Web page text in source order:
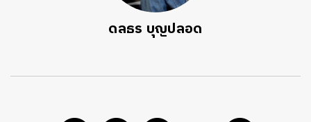
ดลธร บุญปลอด